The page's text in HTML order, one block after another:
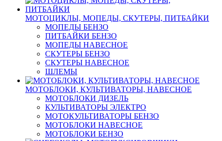
МОТОЦИКЛЫ, МОПЕДЫ, СКУТЕРЫ, ПИТБАЙКИ
МОПЕДЫ БЕНЗО
ПИТБАЙКИ БЕНЗО
МОПЕДЫ НАВЕСНОЕ
СКУТЕРЫ БЕНЗО
СКУТЕРЫ НАВЕСНОЕ
ШЛЕМЫ
МОТОБЛОКИ, КУЛЬТИВАТОРЫ, НАВЕСНОЕ
МОТОБЛОКИ ДИЗЕЛЬ
КУЛЬТИВАТОРЫ ЭЛЕКТРО
МОТОКУЛЬТИВАТОРЫ БЕНЗО
МОТОБЛОКИ НАВЕСНОЕ
МОТОБЛОКИ БЕНЗО